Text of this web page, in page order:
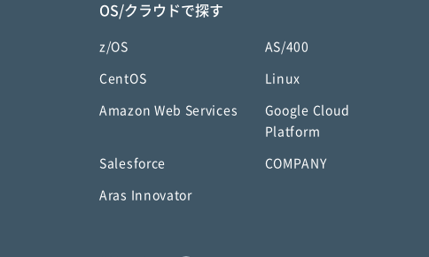
OS/クラウドで探す
z/OS AS/400
CentOS Linux
Amazon Web Services
Google Cloud
Platform
Salesforce COMPANY
Aras Innovator